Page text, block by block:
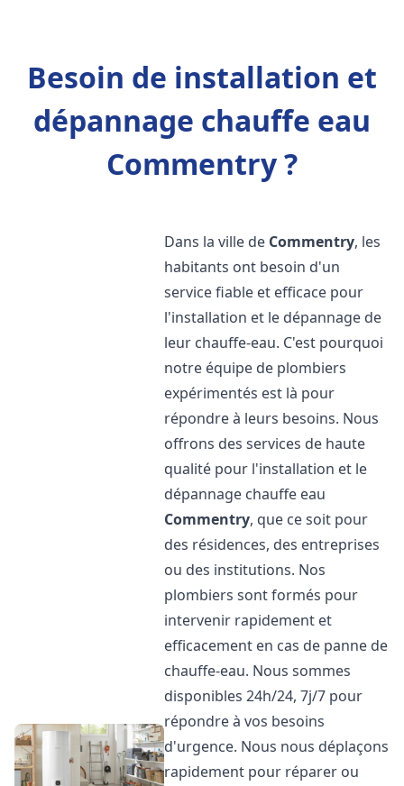
Besoin de installation et
dépannage chauffe eau
Commentry ?
Dans la ville de Commentry, les
habitants ont besoin d'un
service fiable et efficace pour
l'installation et le dépannage de
leur chauffe-eau. C'est pourquoi
notre équipe de plombiers
expérimentés est là pour
répondre à leurs besoins. Nous
offrons des services de haute
qualité pour l'installation et le
dépannage chauffe eau
Commentry, que ce soit pour
des résidences, des entreprises
ou des institutions. Nos
plombiers sont formés pour
intervenir rapidement et
efficacement en cas de panne de
chauffe-eau. Nous sommes
disponibles 24h/24, 7j/7 pour
répondre à vos besoins
d'urgence. Nous nous déplaçons
rapidement pour réparer ou